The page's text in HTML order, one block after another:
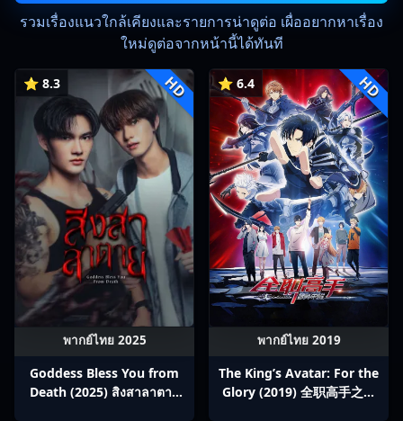
รวมเรื่องแนวใกล้เคียงและรายการน่าดูต่อ เผื่ออยากหาเรื่อง
ใหม่ดูต่อจากหน้านี้ได้ทันที
⭐ 8.3 HD
พากย์ไทย 2025
Goddess Bless You from
Death (2025) สิงสาลาตาย
⭐ 6.4 HD
พากย์ไทย 2019
The King’s Avatar: For the
Glory (2019) 全职高手之巅